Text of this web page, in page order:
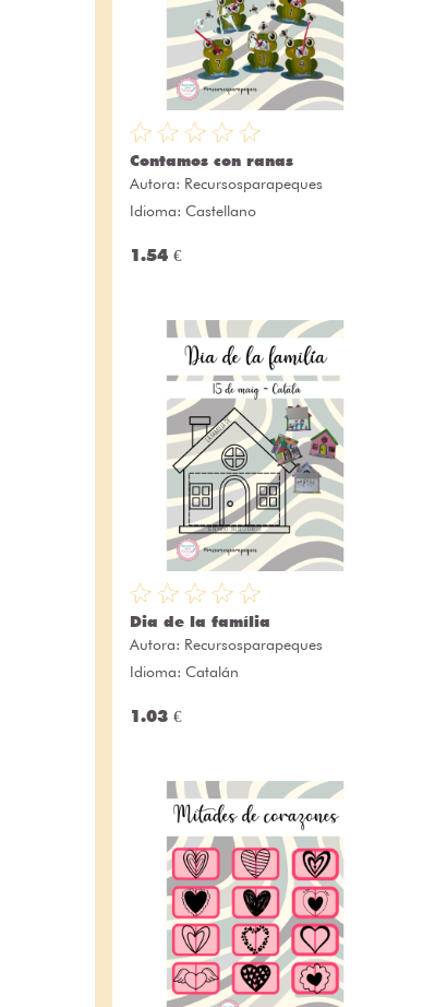
Contamos con ranas
Autora: Recursosparapeques
Idioma: Castellano
1.54 €
Dia de la família
Autora: Recursosparapeques
Idioma: Catalán
1.03 €